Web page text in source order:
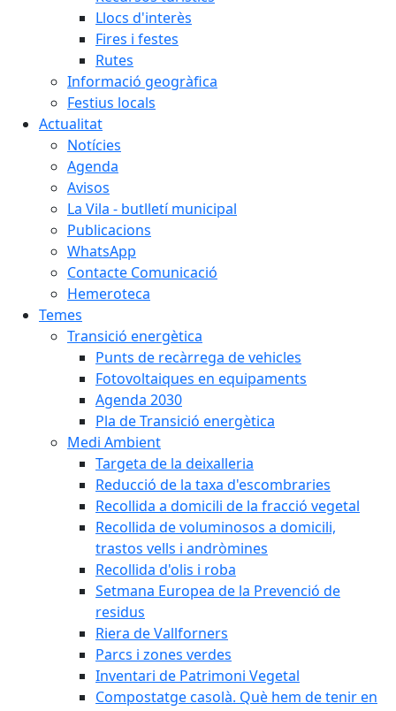
Llocs d'interès
Fires i festes
Rutes
Informació geogràfica
Festius locals
Actualitat
Notícies
Agenda
Avisos
La Vila - butlletí municipal
Publicacions
WhatsApp
Contacte Comunicació
Hemeroteca
Temes
Transició energètica
Punts de recàrrega de vehicles
Fotovoltaiques en equipaments
Agenda 2030
Pla de Transició energètica
Medi Ambient
Targeta de la deixalleria
Reducció de la taxa d'escombraries
Recollida a domicili de la fracció vegetal
Recollida de voluminosos a domicili,
trastos vells i andròmines
Recollida d'olis i roba
Setmana Europea de la Prevenció de
residus
Riera de Vallforners
Parcs i zones verdes
Inventari de Patrimoni Vegetal
Compostatge casolà. Què hem de tenir en